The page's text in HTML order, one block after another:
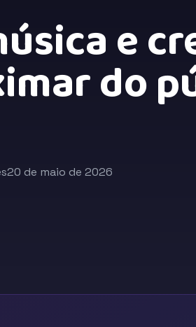
e
do
20 de maio de 2026